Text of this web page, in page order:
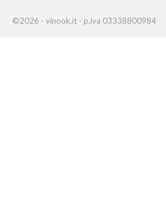
©2026 - vinook.it - p.iva 03338800984